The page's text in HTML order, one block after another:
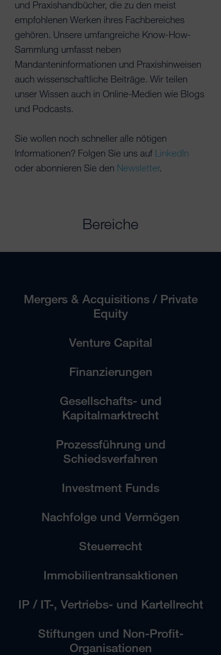
und Praxishandbücher, die zu den meist
empfohlenen Werken ihres Fachbereiches
gehören. Unsere umfangreiche Know-How-
Sammlung umfasst neben
Mandanteninformationen und Praxishinweisen
auch wissenschaftliche Beiträge. Wir teilen
unser Wissen auch in Online-Medien wie Blogs
und Podcasts.
Sie wollen noch schneller alle nötigen
Informationen? Folgen Sie uns auf LinkedIn
oder abonnieren Sie den Newsletter.
Bereiche
Mergers & Acquisitions / Private
Equity
Venture Capital
Finanzierungen
Gesellschafts- und
Kapitalmarktrecht
Prozessführung und
Schiedsverfahren
Investment Funds
Nachfolge und Vermögen
Steuerrecht
Immobilientransaktionen
IP / IT-, Vertriebs- und Kartellrecht
Stiftungen und Non-Profit-
Organisationen